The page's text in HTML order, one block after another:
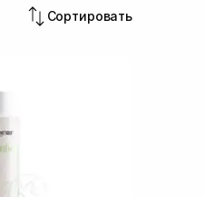
Сортировать